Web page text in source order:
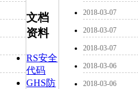
2018-03-07
2018-03-07
2018-03-07
2018-03-06
2018-03-06
文档
资料
RS安全
代码
GHS防